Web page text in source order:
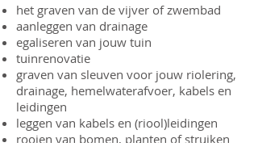
het graven van de vijver of zwembad
aanleggen van drainage
egaliseren van jouw tuin
tuinrenovatie
graven van sleuven voor jouw riolering,
drainage, hemelwaterafvoer, kabels en
leidingen
leggen van kabels en (riool)leidingen
rooien van bomen, planten of struiken